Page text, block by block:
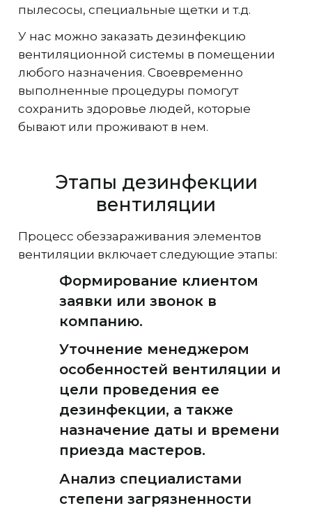
пылесосы, специальные щетки и т.д.
У нас можно заказать дезинфекцию
вентиляционной системы в помещении
любого назначения. Своевременно
выполненные процедуры помогут
сохранить здоровье людей, которые
бывают или проживают в нем.
Этапы дезинфекции
вентиляции
Процесс обеззараживания элементов
вентиляции включает следующие этапы:
Формирование клиентом
заявки или звонок в
компанию.
Уточнение менеджером
особенностей вентиляции и
цели проведения ее
дезинфекции, а также
назначение даты и времени
приезда мастеров.
Анализ специалистами
степени загрязненности